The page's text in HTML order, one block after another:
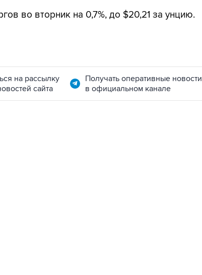
во вторник на 0,7%, до $20,21 за унцию.
на рассылку
сайта
Получать оперативные новости
в официальном канале